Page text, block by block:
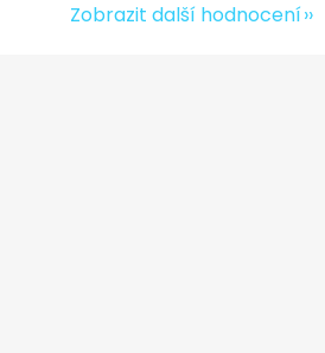
Zobrazit další hodnocení